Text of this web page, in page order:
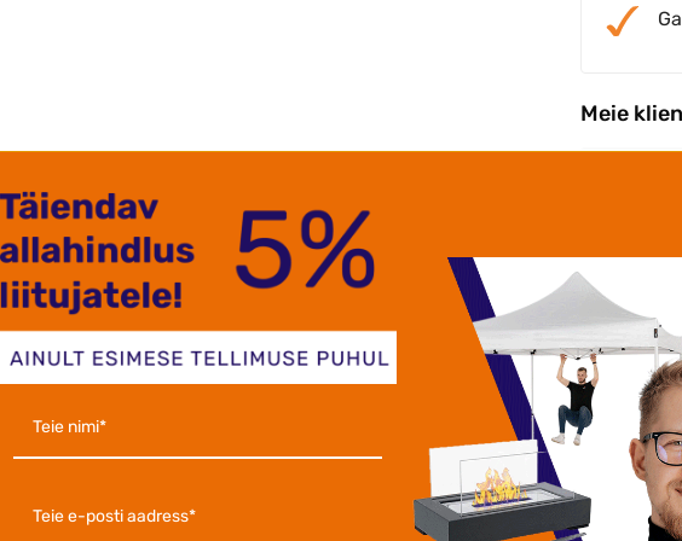
Meie
Väga kiire tarne Popup telgid kvaliteetsed.
Kuna tegelen välimüügiga aasta ringselt,
soovitan popup telke väga tugevad raamid!
Ants-kristjan S.